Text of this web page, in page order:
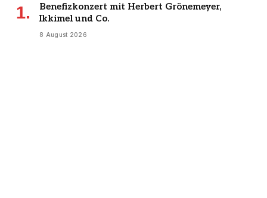
Benefizkonzert mit Herbert Grönemeyer,
Ikkimel und Co.
8 August 2026